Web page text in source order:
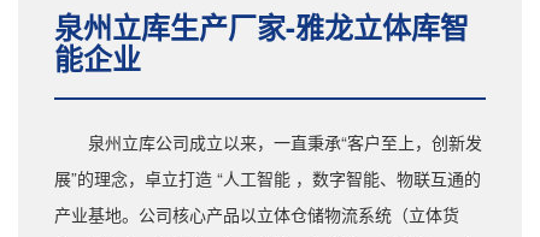
泉州立库生产厂家-雅龙立体库智
能企业
泉州立库公司成立以来，一直秉承“客户至上，创新发
展”的理念，卓立打造 “人工智能 ，数字智能、物联互通的
产业基地。公司核心产品以立体仓储物流系统（立体货